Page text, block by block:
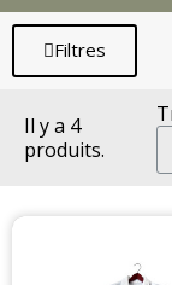
Filtres
Il y a 4
produits.